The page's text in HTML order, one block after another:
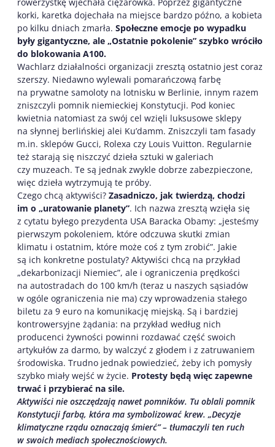
korki, karetka dojechała na miejsce bardzo późno, a kobieta
po kilku dniach zmarła. Społeczne emocje po wypadku
były gigantyczne, ale „Ostatnie pokolenie” szybko wróciło
do blokowania A100.
Wachlarz działalności organizacji zresztą ostatnio jest coraz
szerszy. Niedawno wylewali pomarańczową farbę
na prywatne samoloty na lotnisku w Berlinie, innym razem
zniszczyli pomnik niemieckiej Konstytucji. Pod koniec
kwietnia natomiast za swój cel wzięli luksusowe sklepy
na słynnej berlińskiej alei Ku’damm. Zniszczyli tam fasady
m.in. sklepów Gucci, Rolexa czy Louis Vuitton. Regularnie
też starają się niszczyć dzieła sztuki w galeriach
czy muzeach. Te są jednak zwykle dobrze zabezpieczone,
więc dzieła wytrzymują te próby.
Czego chcą aktywiści? Zasadniczo, jak twierdzą, chodzi
im o „uratowanie planety”. Ich nazwa zresztą wzięła się
z cytatu byłego prezydenta USA Baracka Obamy: „jesteśmy
pierwszym pokoleniem, które odczuwa skutki zmian
klimatu i ostatnim, które może coś z tym zrobić”. Jakie
są ich konkretne postulaty? Aktywiści chcą na przykład
„dekarbonizacji Niemiec”, ale i ograniczenia prędkości
na autostradach do 100 km/h (teraz u naszych sąsiadów
w ogóle ograniczenia nie ma) czy wprowadzenia stałego
biletu za 9 euro na komunikację miejską. Są i bardziej
kontrowersyjne żądania: na przykład według nich
producenci żywności powinni rozdawać część swoich
artykułów za darmo, by walczyć z głodem i z zatruwaniem
środowiska. Trudno jednak powiedzieć, żeby ich pomysły
szybko miały wejść w życie. Protesty będą więc zapewne
trwać i przybierać na sile.
Aktywiści nie oszczędzają nawet pomników. Tu oblali pomnik
Konstytucji farbą, która ma symbolizować krew. „Decyzje
klimatyczne rządu oznaczają śmierć” – tłumaczyli ten ruch
w swoich mediach społecznościowych.